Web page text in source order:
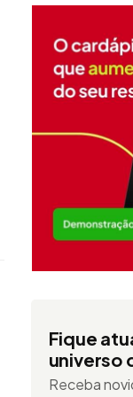
Fique
universo
Receba